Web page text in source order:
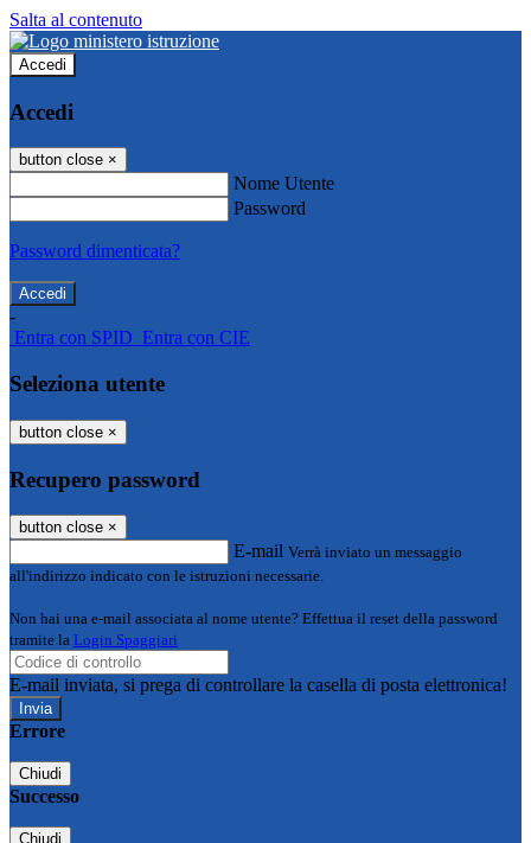
Salta al contenuto
Accedi
Accedi
button close ×
Nome Utente
Password
Password dimenticata?
-
Entra con SPID Entra con CIE
Seleziona utente
button close ×
Recupero password
button close ×
E-mail Verrà inviato un messaggio
all'indirizzo indicato con le istruzioni necessarie.
Non hai una e-mail associata al nome utente? Effettua il reset della password
tramite la Login Spaggiari
E-mail inviata, si prega di controllare la casella di posta elettronica!
Errore
Chiudi
Successo
Chiudi